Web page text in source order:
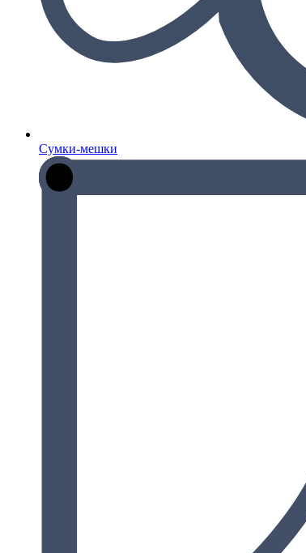
Сумки-мешки